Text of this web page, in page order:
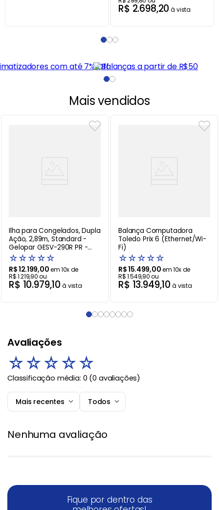
R$ 2.698,20 à vista
Mais vendidos
Ilha para Congelados, Dupla
Ação, 2,89m, Standard -
Gelopar GESV-290R PR -
220V
☆☆☆☆☆
R$12.199,00em10x de
R$1.219,90ou
R$ 10.979,10 à vista
Balança Computadora
Toledo Prix 6 (Ethernet/Wi-
Fi)
☆☆☆☆☆
R$15.499,00em10x de
R$1.549,90ou
R$ 13.949,10 à vista
Avaliações
☆☆☆☆☆
Classificação média: 0 (0 avaliações)
Mais recentes Todos
Nenhuma avaliação
Fique por dentro das